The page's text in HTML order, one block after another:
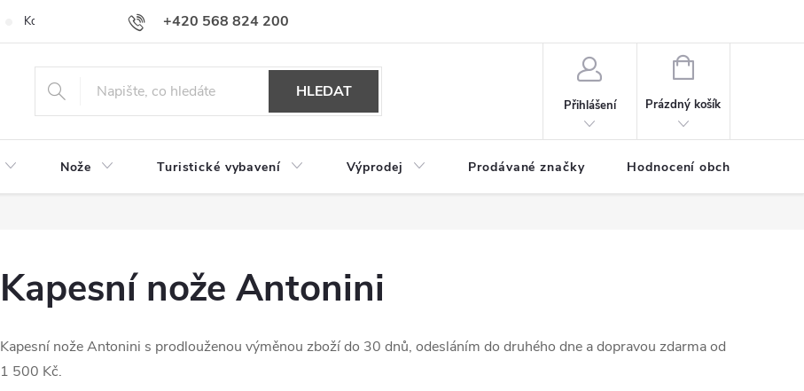
+420 568 824 200
Kontakty Doprava a platba Hodnocení obchodu
HLEDAT
Přihlášení
NÁKUPNÍ
Prázdný košík
Nože Turistické vybavení Výprodej Prodávané značky Hodnocení obchodu
Kapesní nože Antonini
Kapesní nože Antonini s prodlouženou výměnou zboží do 30 dnů, odesláním do druhého dne a dopravou zdarma od
1 500 Kč.